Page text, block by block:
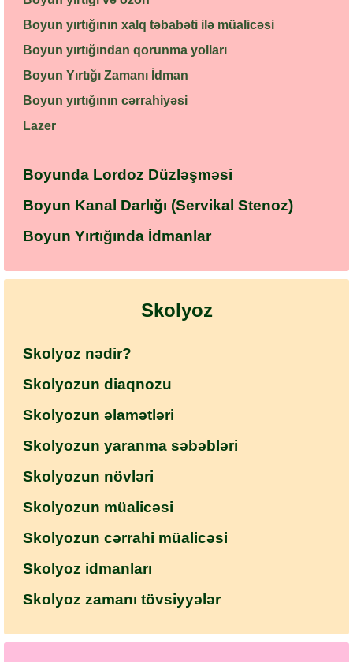
Boyun yırtığının xalq təbabəti ilə müalicəsi
Boyun yırtığından qorunma yolları
Boyun Yırtığı Zamanı İdman
Boyun yırtığının cərrahiyəsi
Lazer
Boyunda Lordoz Düzləşməsi
Boyun Kanal Darlığı (Servikal Stenoz)
Boyun Yırtığında İdmanlar
Skolyoz
Skolyoz nədir?
Skolyozun diaqnozu
Skolyozun əlamətləri
Skolyozun yaranma səbəbləri
Skolyozun növləri
Skolyozun müalicəsi
Skolyozun cərrahi müalicəsi
Skolyoz idmanları
Skolyoz zamanı tövsiyyələr